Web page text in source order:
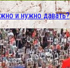
и нужно давать?